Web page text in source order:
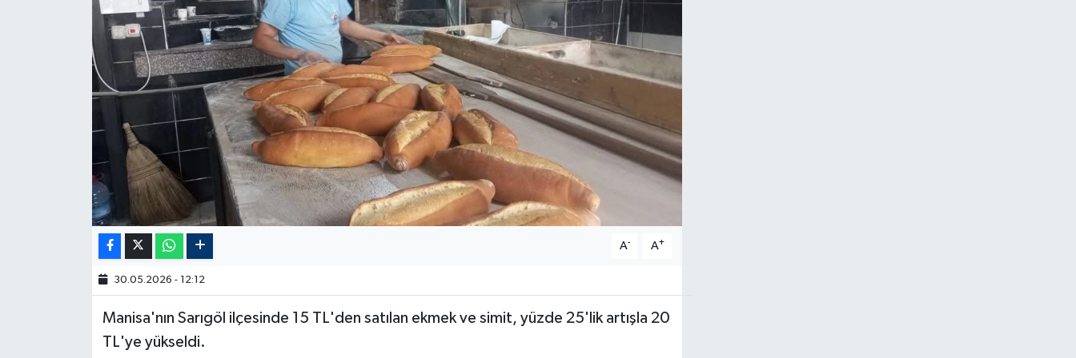
A- A+
30.05.2026 - 12:12
Manisa'nın Sarıgöl ilçesinde 15 TL'den satılan ekmek ve simit, yüzde 25'lik artışla 20
TL'ye yükseldi.